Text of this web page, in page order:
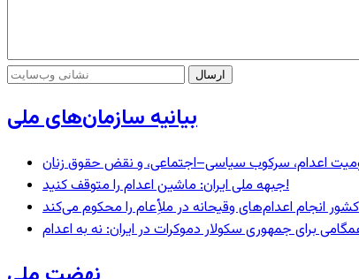
بیانیه سازمان‌های ملی
اعدام، سرکوب سیاسی–اجتماعی، و نقض حقوق زنان
جبهه ملی ایران: ماشین اعدام را متوقف کنید!
انجام اعدام‌های وقیحانه در ملأِعام را محکوم می‌کند
برای جمهوری سکولار دموکرات در ایران: نه به اعدام